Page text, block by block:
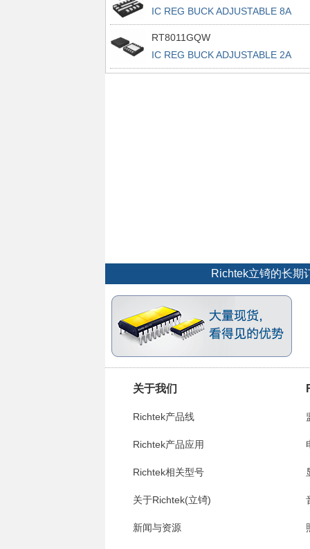
IC REG BUCK ADJUSTABLE 8A
14UQFN
RT8011GQW
IC REG BUCK ADJUSTABLE 2A
10WDFN
Richtek立锜的长期
关于我们
Richtek产品线
Richtek产品应用
Richtek相关型号
关于Richtek(立锜)
新闻与资源